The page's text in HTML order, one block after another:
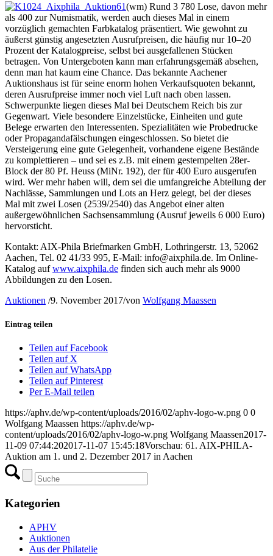
(wm) Rund 3 780 Lose, davon mehr
als 400 zur Numismatik, werden auch dieses Mal in einem
vorzüglich gemachten Farbkatalog präsentiert. Wie gewohnt zu
äußerst günstig angesetzten Ausrufpreisen, die häufig nur 10–20
Prozent der Katalogpreise, selbst bei ausgefallenen Stücken
betragen. Von Untergeboten kann man erfahrungsgemäß absehen,
denn man hat kaum eine Chance. Das bekannte Aachener
Auktionshaus ist für seine enorm hohen Verkaufsquoten bekannt,
deren Ausrufpreise immer noch viel Luft nach oben lassen.
Schwerpunkte liegen dieses Mal bei Deutschem Reich bis zur
Gegenwart. Viele besondere Einzelstücke, Einheiten und gute
Belege erwarten den Interessenten. Spezialitäten wie Probedrucke
oder Propagandafälschungen eingeschlossen. So bietet die
Versteigerung eine gute Gelegenheit, vorhandene eigene Bestände
zu komplettieren – und sei es z.B. mit einem gestempelten 28er-
Block der 80 Pf. Heuss (MiNr. 192), der für 400 Euro ausgerufen
wird. Wer mehr haben will, dem sei die umfangreiche Abteilung der
Nachlässe, Sammlungen und Lots an Herz gelegt, bei der dieses
Mal mit zwei Losen (2539/2540) das Angebot einer alten
außergewöhnlichen Sachsensammlung (Ausruf jeweils 6 000 Euro)
hervorsticht.
Kontakt: AIX-Phila Briefmarken GmbH, Lothringerstr. 13, 52062
Aachen, Tel. 02 41/33 995, E-Mail: info@aixphila.de. Im Online-
Katalog aufwww.aixphila.de finden sich auch mehr als 9000
Abbildungen zu den Losen.
Auktionen /9. November 2017/von Wolfgang Maassen
Eintrag teilen
Teilen auf Facebook
Teilen auf X
Teilen auf WhatsApp
Teilen auf Pinterest
Per E-Mail teilen
https://aphv.de/wp-content/uploads/2016/02/aphv-logo-w.png 0 0
Wolfgang Maassen https://aphv.de/wp-
content/uploads/2016/02/aphv-logo-w.png Wolfgang Maassen2017-
11-09 07:44:202017-11-07 15:45:18Vorschau: 61. AIX-PHILA-
Auktion am 1. und 2. Dezember 2017 in Aachen
Kategorien
APHV
Auktionen
Aus der Philatelie